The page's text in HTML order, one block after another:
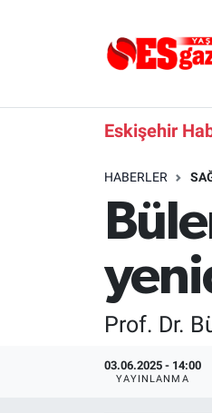
Eskişehir
HABERLER
Prof. Dr.
03.06.2025 - 14:00
YAYINLANMA
Eskişehirspor Arşivi
Röportaj
Eskişehir Nöbetçi
Süper Lig Puan
Son Dakika Haberleri